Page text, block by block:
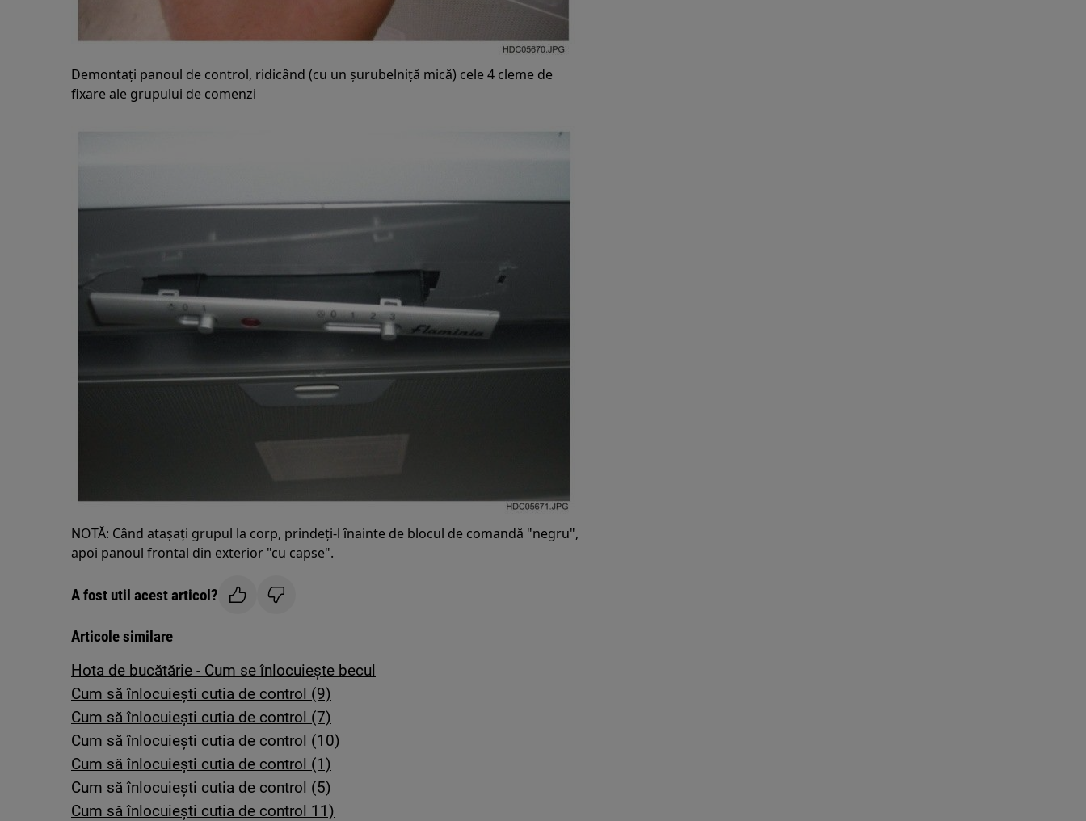
Demontați panoul de control, ridicând (cu un șurubelniță mică) cele 4 cleme de
fixare ale grupului de comenzi
NOTĂ: Când atașați grupul la corp, prindeți-l înainte de blocul de comandă "negru",
apoi panoul frontal din exterior "cu capse".
A fost util acest articol?
Articole similare
Hota de bucătărie - Cum se înlocuiește becul
Cum să înlocuiești cutia de control (9)
Cum să înlocuiești cutia de control (7)
Cum să înlocuiești cutia de control (10)
Cum să înlocuiești cutia de control (1)
Cum să înlocuiești cutia de control (5)
Cum să înlocuiești cutia de control 11)